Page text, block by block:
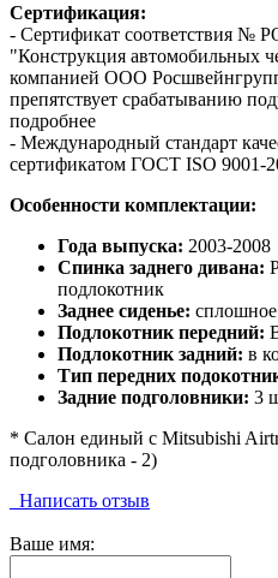
Сертификация:
- Сертификат соответствия
"Конструкция автомобильных
компанией ООО
препятствует срабатыванию
подробнее
- Международный стандарт
сертификатом ГОСТ ISO 9001-
Особенности комплектации:
Года выпуска: 2003-2008
Спинка заднего дивана:
подлокотник
Заднее сиденье: сплошное
Подлокотник передний:
Подлокотник задний: в
Тип передних
Задние подголовники: 3
* Салон единый с Mitsubishi
подголовника - 2)
Написать отзыв
Ваше имя: